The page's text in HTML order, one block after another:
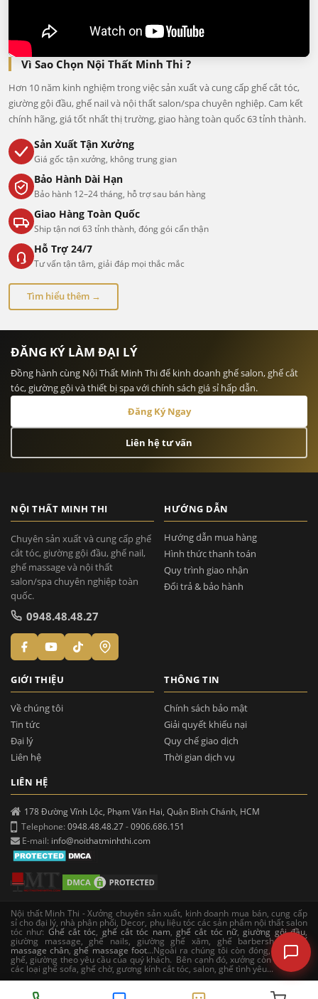
Vì Sao Chọn Nội Thất Minh Thi ?
Hơn 10 năm kinh nghiệm trong việc sản xuất và cung cấp ghế cắt tóc,
giường gội đầu, ghế nail và nội thất salon/spa chuyên nghiệp. Cam kết
chính hãng, giá tốt nhất thị trường, giao hàng toàn quốc 63 tỉnh thành.
Sản Xuất Tận Xưởng
Giá gốc tận xưởng, không trung gian
Bảo Hành Dài Hạn
Bảo hành 12–24 tháng, hỗ trợ sau bán hàng
Giao Hàng Toàn Quốc
Ship tận nơi 63 tỉnh thành, đóng gói cẩn thận
Hỗ Trợ 24/7
Tư vấn tận tâm, giải đáp mọi thắc mắc
Tìm hiểu thêm →
ĐĂNG KÝ LÀM ĐẠI LÝ
Đồng hành cùng Nội Thất Minh Thi để kinh doanh ghế salon, ghế cắt
tóc, giường gội và thiết bị spa với chính sách giá sỉ hấp dẫn.
Đăng Ký Ngay
Liên hệ tư vấn
NỘI THẤT MINH THI
Chuyên sản xuất và cung cấp ghế
cắt tóc, giường gội đầu, ghế nail,
ghế massage và nội thất
salon/spa chuyên nghiệp toàn
quốc.
0948.48.48.27
GIỚI THIỆU
Về chúng tôi
Tin tức
Đại lý
Liên hệ
HƯỚNG DẪN
Hướng dẫn mua hàng
Hình thức thanh toán
Quy trình giao nhận
Đổi trả & bảo hành
THÔNG TIN
Chính sách bảo mật
Giải quyết khiếu nại
Quy chế giao dịch
Thời gian dịch vụ
LIÊN HỆ
178 Đường Vĩnh Lộc, Phạm Văn Hai, Quận Bình Chánh, HCM
Telephone: 0948.48.48.27-0906.686.151
E-mail: info@noithatminhthi.com
Nội thất Minh Thi - Xưởng chuyên sản xuất, kinh doanh mua bán, cung cấp
sỉ cho đại lý, nhà phân phối, Decor, phụ liệu tóc các sản phẩm nội thất salon
tóc như: Ghế cắt tóc,ghế cắt tóc nam,ghế cắt tóc nữ,giường gội đầu,
giường massage, ghế nails, giường ghế xăm, ghế barbershop, ghế
massage chân,ghế massage foot...Ngoài ra chúng tôi còn đóng, sản xuất
ghế, giường theo yêu cầu của quý khách. Bên cạnh đó, xưởng còn sản xuất
các loại ghế sofa, ghế chờ, gương kính cắt tóc, salon, ghế tình yêu...